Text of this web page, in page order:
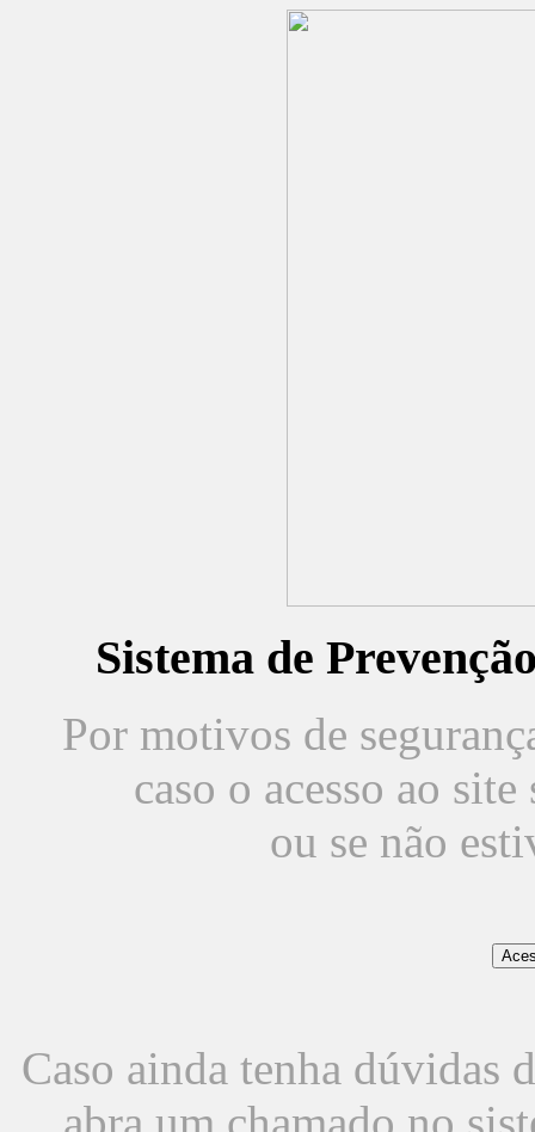
Sistema de
Por motivos de
caso o acesso ao
ou se não
Caso ainda tenha dúvidas